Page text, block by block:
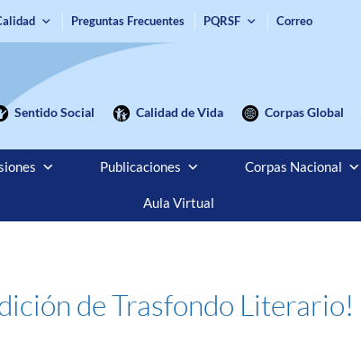
Preguntas Frecuentes PQRSF Correo
Sentido Social Calidad de Vida Corpas Global
Publicaciones Corpas Nacional
Aula Virtual
de Trasfondo Literario!